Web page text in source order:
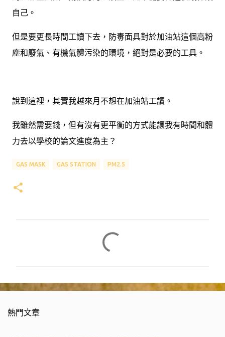
自己。
但是要更長時間工讀下去，防毒面具對於加油站這個高粉
塵和廢氣、有機氣體污染的環境，絕對是必要的工具。
說到這裡，其實我越來月不想在加油站工讀。
我雖然需要錢，但有沒有更平衡的方式能讓我有時間和體
力去以學校的論文進度為主？
GAS MASK GAS STATION PM2.5
熱門文章